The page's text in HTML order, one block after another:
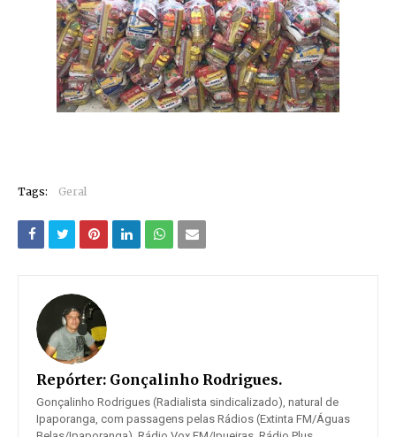
Tags: Geral
Repórter: Gonçalinho Rodrigues.
Gonçalinho Rodrigues (Radialista sindicalizado), natural de
Ipaporanga, com passagens pelas Rádios (Extinta FM/Águas